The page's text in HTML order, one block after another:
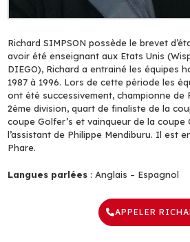
Richard SIMPSON possède le brevet
avoir été enseignant aux Etats Unis
DIEGO), Richard a entrainé les équipes
1987 à 1996. Lors de cette période les
ont été successivement, championne de
2ème division, quart de finaliste de la
coupe Golfer’s et vainqueur de la coupe
l’assistant de Philippe Mendiburu. Il est
Phare.
Langues parlées: Anglais – Espagnol
APPELER